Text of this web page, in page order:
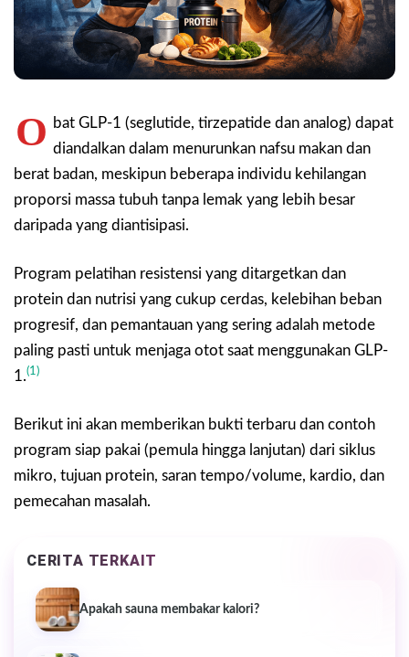
O bat GLP-1 (seglutide, tirzepatide dan analog) dapat
diandalkan dalam menurunkan nafsu makan dan
berat badan, meskipun beberapa individu kehilangan
proporsi massa tubuh tanpa lemak yang lebih besar
daripada yang diantisipasi.
Program pelatihan resistensi yang ditargetkan dan
protein dan nutrisi yang cukup cerdas, kelebihan beban
progresif, dan pemantauan yang sering adalah metode
paling pasti untuk menjaga otot saat menggunakan GLP-
1.(1)
Berikut ini akan memberikan bukti terbaru dan contoh
program siap pakai (pemula hingga lanjutan) dari siklus
mikro, tujuan protein, saran tempo/volume, kardio, dan
pemecahan masalah.
CERITA TERKAIT
Apakah sauna membakar kalori?